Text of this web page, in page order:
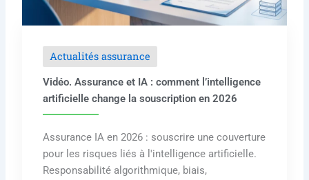
Actualités assurance
Vidéo. Assurance et IA : comment l’intelligence
artificielle change la souscription en 2026
Assurance IA en 2026 : souscrire une couverture
pour les risques liés à l'intelligence artificielle.
Responsabilité algorithmique, biais,